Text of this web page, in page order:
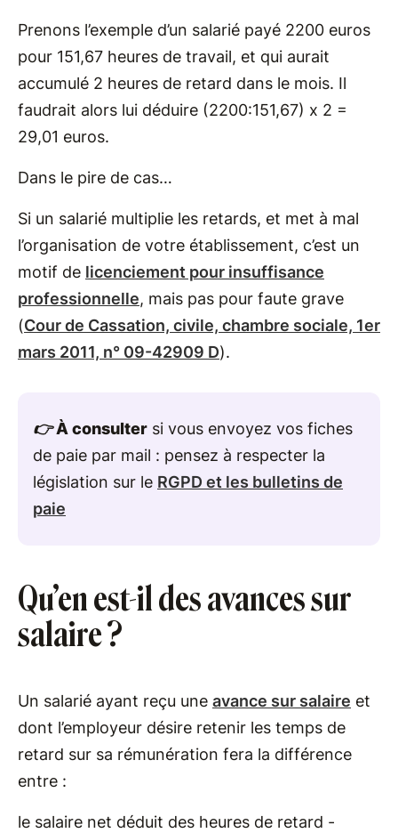
Prenons l’exemple d’un salarié payé 2200 euros
pour 151,67 heures de travail, et qui aurait
accumulé 2 heures de retard dans le mois. Il
faudrait alors lui déduire (2200:151,67) x 2 =
29,01 euros.
Dans le pire de cas…
Si un salarié multiplie les retards, et met à mal
l’organisation de votre établissement, c’est un
motif de licenciement pour insuffisance
professionnelle, mais pas pour faute grave
(Cour de Cassation, civile, chambre sociale, 1er
mars 2011, n° 09-42909 D).
👉À consulter si vous envoyez vos fiches
de paie par mail : pensez à respecter la
législation sur le RGPD et les bulletins de
paie
Qu’en est-il des avances sur
salaire ?
Un salarié ayant reçu une avance sur salaire et
dont l’employeur désire retenir les temps de
retard sur sa rémunération fera la différence
entre :
le salaire net déduit des heures de retard -